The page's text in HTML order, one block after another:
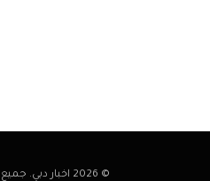
© 2026 اخبار دبي. جميع الحقوق محفوظة.